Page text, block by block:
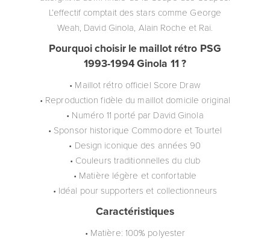
L’effectif comptait des stars comme George
Weah, David Ginola, Alain Roche et Rai.
Pourquoi choisir le maillot rétro PSG
1993-1994 Ginola 11 ?
• Maillot rétro officiel Score Draw
• Reproduction fidèle du maillot domicile original
• Numéro 11 porté par David Ginola
• Sponsor historique Commodore et Tourtel
• Design iconique des années 90
• Couleurs traditionnelles du club
• Matière légère et confortable
• Idéal pour supporters et collectionneurs
Caractéristiques
• Matière: 100% polyester